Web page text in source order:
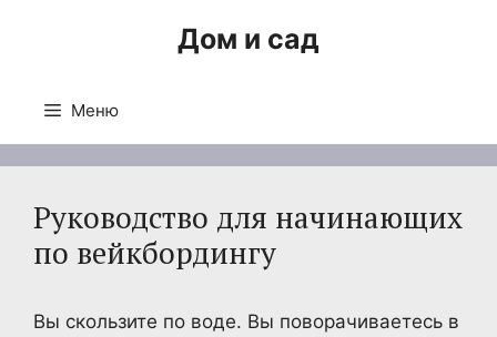
Дом и сад
Меню
Руководство для начинающих
по вейкбордингу
Вы скользите по воде. Вы поворачиваетесь в